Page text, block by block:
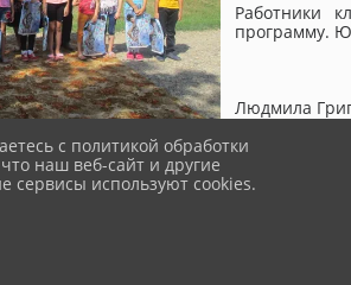
Работники
программу.
Людмила
В конце
Помощь в
И.Н.Ямушев,
с политикой обработки
наш веб-сайт и другие
сервисы используют cookies.